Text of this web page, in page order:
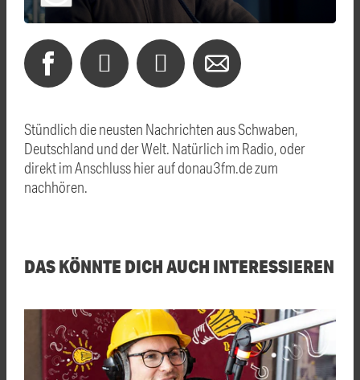
Stündlich die neusten Nachrichten aus Schwaben,
Deutschland und der Welt. Natürlich im Radio, oder
direkt im Anschluss hier auf donau3fm.de zum
nachhören.
DAS KÖNNTE DICH AUCH INTERESSIEREN